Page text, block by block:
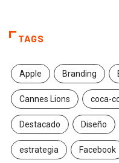
TAGS
Apple Branding
Cannes Lions coca-
Destacado Diseño
estrategia Facebook